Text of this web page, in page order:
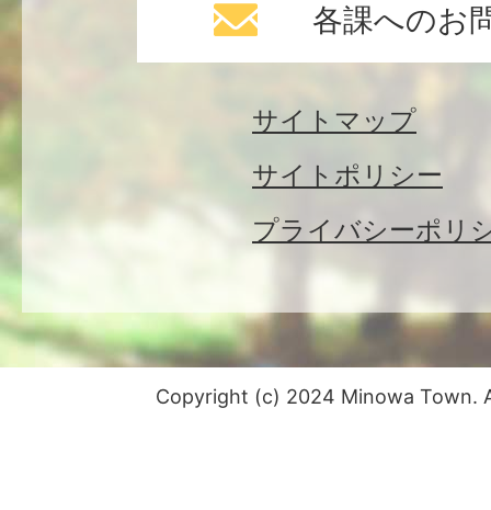
各課へのお
サイトマップ
サイトポリシー
プライバシーポリ
Copyright (c) 2024 Minowa Town.